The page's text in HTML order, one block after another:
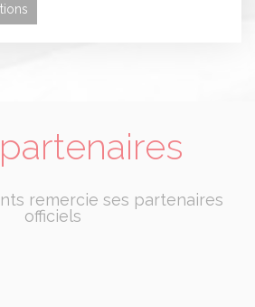
partenaires
remercie ses partenaires
officiels